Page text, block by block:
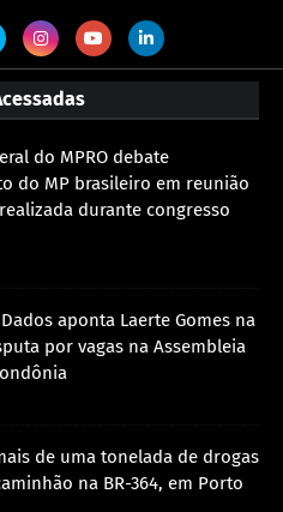
do MPRO debate
do MP brasileiro em reunião
realizada durante congresso
aponta Laerte Gomes na
por vagas na Assembleia
de uma tonelada de drogas
na BR-364, em Porto